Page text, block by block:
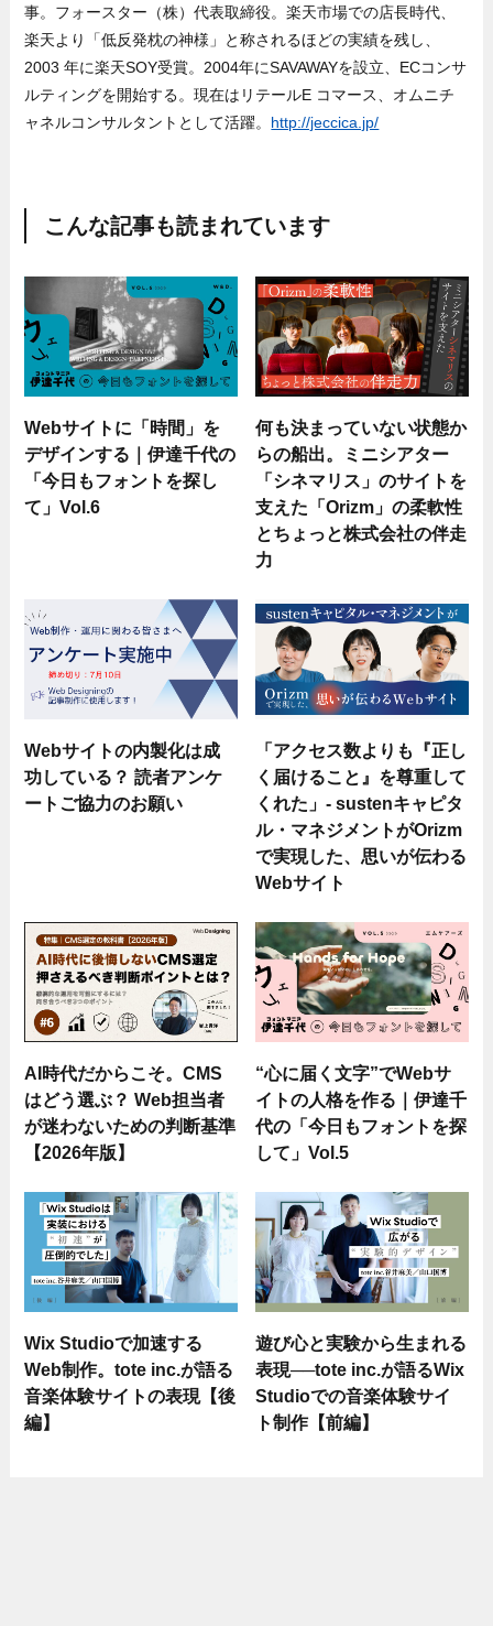
事。フォースター（株）代表取締役。楽天市場での店長時代、
楽天より「低反発枕の神様」と称されるほどの実績を残し、
2003 年に楽天SOY受賞。2004年にSAVAWAYを設立、ECコンサ
ルティングを開始する。現在はリテールE コマース、オムニチ
ャネルコンサルタントとして活躍。 http://jeccica.jp/
こんな記事も読まれています
Webサイトに「時間」を
デザインする｜伊達千代の
「今日もフォントを探し
て」Vol.6
何も決まっていない状態か
らの船出。ミニシアター
「シネマリス」のサイトを
支えた「Orizm」の柔軟性
とちょっと株式会社の伴走
力
Webサイトの内製化は成
功している？ 読者アンケ
ートご協力のお願い
「アクセス数よりも『正し
く届けること』を尊重して
くれた」- sustenキャピタ
ル・マネジメントがOrizm
で実現した、思いが伝わる
Webサイト
AI時代だからこそ。CMS
はどう選ぶ？ Web担当者
が迷わないための判断基準
【2026年版】
“心に届く文字”でWebサ
イトの人格を作る｜伊達千
代の「今日もフォントを探
して」Vol.5
Wix Studioで加速する
Web制作。tote inc.が語る
音楽体験サイトの表現【後
編】
遊び心と実験から生まれる
表現──tote inc.が語るWix
Studioでの音楽体験サイ
ト制作【前編】